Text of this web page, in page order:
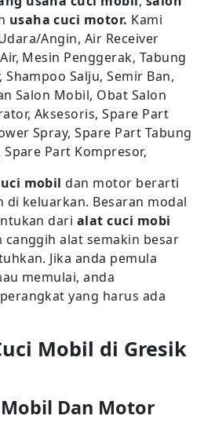
usaha cuci motor. Kami
Angin, Air Receiver
Mesin Penggerak, Tabung
Shampoo Salju, Semir Ban,
Salon Mobil, Obat Salon
Aksesoris, Spare Part
Spray, Spare Part Tabung
Part Kompresor,
mobil dan motor berarti
di keluarkan. Besaran modal
dari alat cuci mobi
canggih alat semakin besar
Jika anda pemula
memulai, anda
yang harus ada
Mobil di Gresik
Dan Motor